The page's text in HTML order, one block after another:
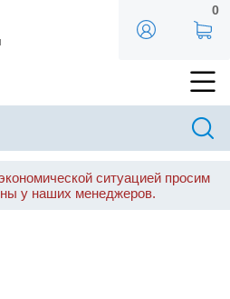
0
ситуацией просим
у наших менеджеров.